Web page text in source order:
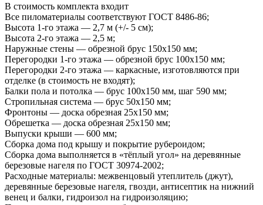
В стоимость комплекта входит
Все пиломатериалы соответствуют ГОСТ 8486-86;
Высота 1-го этажа — 2,7 м (+/- 5 см);
Высота 2-го этажа — 2,5 м;
Наружные стены — обрезной брус 150х150 мм;
Перегородки 1-го этажа — обрезной брус 100х150 мм;
Перегородки 2-го этажа — каркасные, изготовляются при
отделке (в стоимость не входят);
Балки пола и потолка — брус 100х150 мм, шаг 590 мм;
Стропильная система — брус 50х150 мм;
Фронтоны — доска обрезная 25х150 мм;
Обрешетка — доска обрезная 25х150 мм;
Выпуски крыши — 600 мм;
Сборка дома под крышу и покрытие рубероидом;
Сборка дома выполняется в «тёплый угол» на деревянные
березовые нагеля по ГОСТ 30974-2002;
Расходные материалы: межвенцовый утеплитель (джут),
деревянные березовые нагеля, гвозди, антисептик на нижний
венец и балки, гидроизол на гидроизоляцию;